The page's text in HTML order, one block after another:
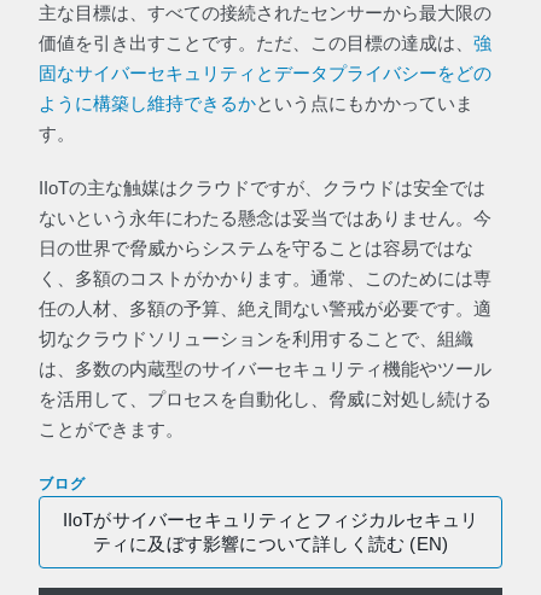
主な目標は、すべての接続されたセンサーから最大限の
価値を引き出すことです。ただ、この目標の達成は、 強
固なサイバーセキュリティとデータプライバシーをどの
ように構築し維持できるかという点にもかかっていま
す。
IIoTの主な触媒はクラウドですが、クラウドは安全では
ないという永年にわたる懸念は妥当ではありません。今
日の世界で脅威からシステムを守ることは容易ではな
く、多額のコストがかかります。通常、このためには専
任の人材、多額の予算、絶え間ない警戒が必要です。適
切なクラウドソリューションを利用することで、組織
は、多数の内蔵型のサイバーセキュリティ機能やツール
を活用して、プロセスを自動化し、脅威に対処し続ける
ことができます。
ブログ
IIoTがサイバーセキュリティとフィジカルセキュリ
ティに及ぼす影響について詳しく読む (EN)